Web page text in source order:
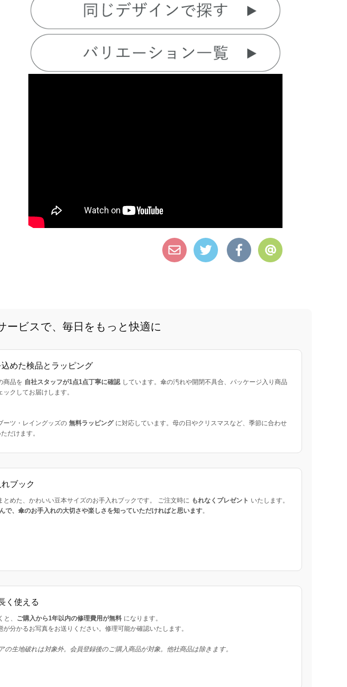
ービスで、毎日をもっと快適に
めた検品とラッピング
商品を 自社スタッフが1点1点丁寧に確認しています。傘の汚れや開閉不具合、パッケージ入り商品
クしてお届けします。
ーツ・レイングッズの 無料ラッピングに対応しています。母の日やクリスマスなど、季節に合わせ
だけます。
ブック
めた、かわいい豆本サイズのお手入れブックです。 ご注文時に もれなくプレゼント いたします。
で、傘のお手入れの大切さや楽しさを知っていただければと思います。
く使える
、 ご購入から1年以内の修理費用が無料になります。
分かるお写真をお送りください。修理可能か確認いたします。
生地破れは対象外。会員登録後のご購入商品が対象。他社商品は除きます。